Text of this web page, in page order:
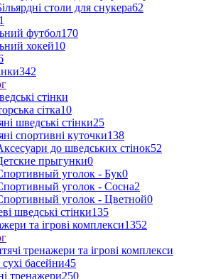
столи для снукера62
1
футбол170
хокей10
342
стінки
сітка10
шведські стінки25
спортивні куточки138
до шведських стінок52
прыгунки0
уголок - Бук0
уголок - Сосна2
уголок - Цветной0
шведські стінки135
та ігрові комплекси1352
тренажери та ігрові комплекси
сухі басейни45
тренажери250